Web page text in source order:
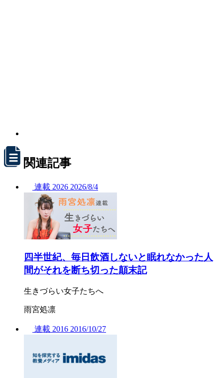
関連記事
連載 2026 2026/8/4
四半世紀、毎日飲酒しないと眠れなかった人
間がそれを断ち切った顛末記
生きづらい女子たちへ
雨宮処凛
連載 2016 2016/10/27